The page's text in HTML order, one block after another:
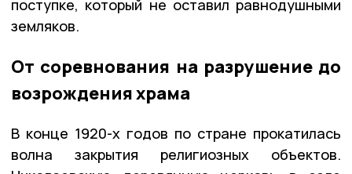
поступке, который не оставил равнодушными
земляков.
От соревнования на разрушение до
возрождения храма
В конце 1920-х годов по стране прокатилась
волна закрытия религиозных объектов.